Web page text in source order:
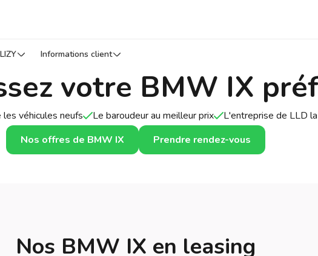
Informations client
votre BMW IX
véhicules neufs Le baroudeur au meilleur prix
L'entreprise de LLD
Nos offres de BMW IX
Prendre rendez-vous
Nos BMW IX en leasing